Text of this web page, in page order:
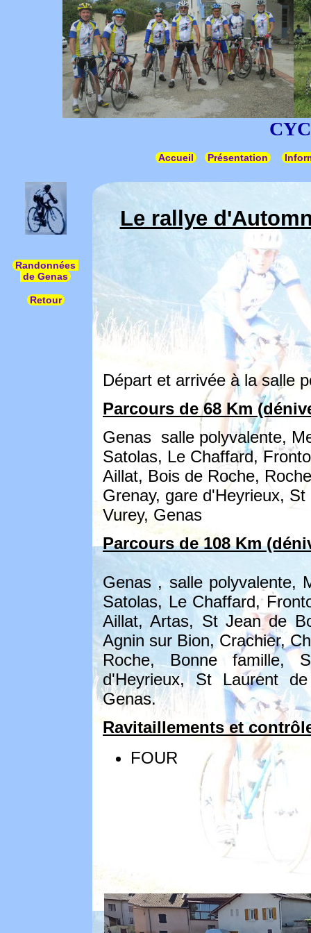
Accueil Présentation
Randonnées
de Genas
Retour
Le rallye
Départ et arrivée à la salle
Parcours de 68 Km
Genas salle polyvalente,
Satolas, Le Chaffard,
Aillat, Bois de Roche,
Grenay, gare d'Heyrieux,
Vurey, Genas
Parcours de 108 Km
Genas , salle polyvalente,
Satolas, Le Chaffard,
Aillat, Artas, St Jean de
Agnin sur Bion, Crachier,
Roche, Bonne famille,
d'Heyrieux, St Laurent
Genas.
Ravitaillements et
FOUR